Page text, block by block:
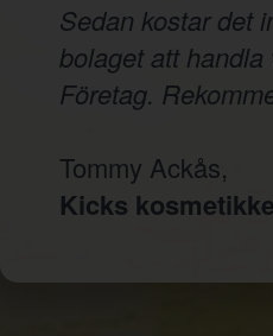
Sedan kostar det
bolaget att
Företag.
Tommy Ackås,
Kicks